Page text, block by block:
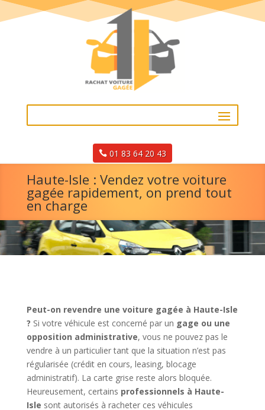
01 83 64 20 43
Haute-Isle : Vendez votre voiture
gagée rapidement, on prend tout
en charge
Peut-on revendre une voiture gagée à Haute-Isle
? Si votre véhicule est concerné par un gage ou une
opposition administrative, vous ne pouvez pas le
vendre à un particulier tant que la situation n’est pas
régularisée (crédit en cours, leasing, blocage
administratif). La carte grise reste alors bloquée.
Heureusement, certains professionnels à Haute-
Isle sont autorisés à racheter ces véhicules